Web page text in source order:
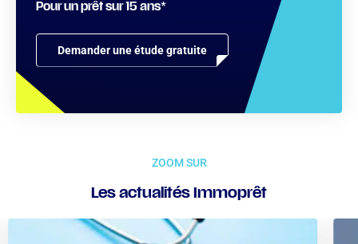
Demander une étude gratuite
Pour un prêt sur 15 ans*
ZOOM SUR
Les actualités Immoprêt